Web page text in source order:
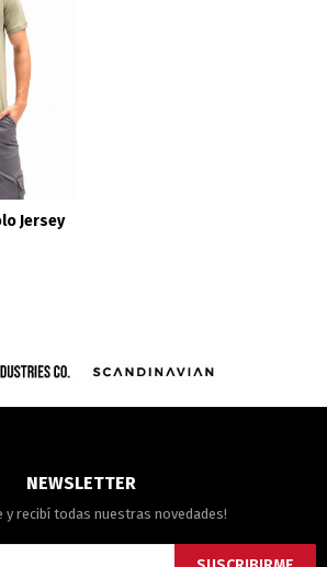
Jersey
NEWSLETTER
y recibí todas nuestras novedades!